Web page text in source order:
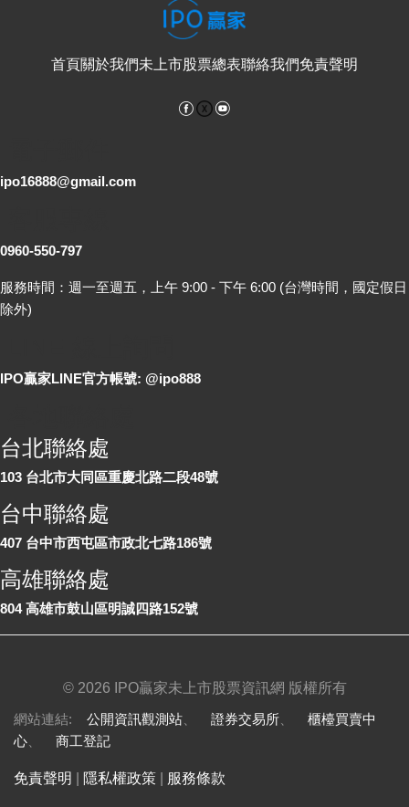
首頁關於我們未上市股票總表聯絡我們免責聲明
Facebook
ipo16888@gmail.com
0960-550-797
服務時間：週一至週五，上午 9:00 - 下午 6:00 (台灣時間，國定假日
除外)
IPO贏家LINE官方帳號: @ipo888
台北聯絡處
103 台北市大同區重慶北路二段48號
台中聯絡處
407 台中市西屯區市政北七路186號
高雄聯絡處
804 高雄市鼓山區明誠四路152號
© 2026 IPO贏家未上市股票資訊網 版權所有
網站連結: 公開資訊觀測站 證券交易所
櫃檯買賣中
心
商工登記
免責聲明 隱私權政策 服務條款